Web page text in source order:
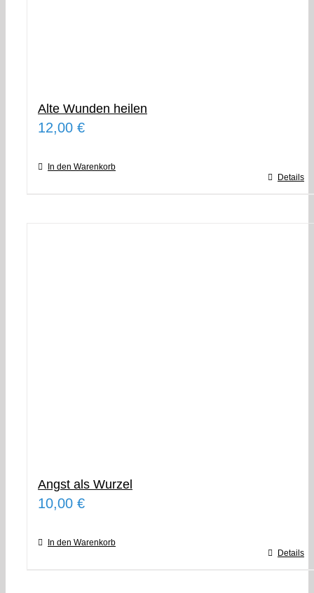
Alte Wunden heilen
12,00 €
In den Warenkorb
Details
Angst als Wurzel
10,00 €
In den Warenkorb
Details